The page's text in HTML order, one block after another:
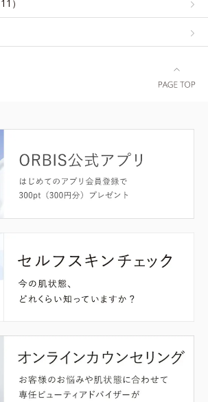
）